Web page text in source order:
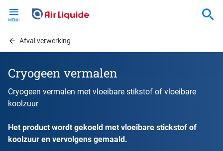
contentAfval verwerking
Cryogeen vermalen
Cryogeen vermalen met vloeibare stikstof of vloeibare
koolzuur
Het product wordt gekoeld met vloeibare stickstof of
koolzuur en vervolgens gemaald.